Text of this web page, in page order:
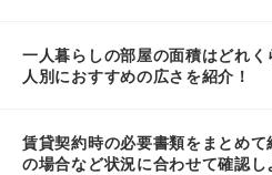
一人暮らしの部屋の面積はどれ
人別におすすめの広さを紹介！
賃貸契約時の必要書類をまとめ
の場合など状況に合わせて確認し